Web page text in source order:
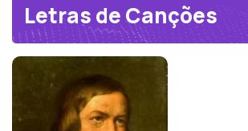
Letras de Canções